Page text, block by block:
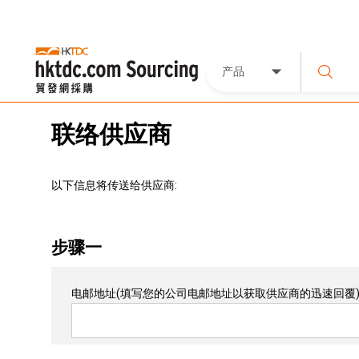
产品
联络供应商
以下信息将传送给供应商:
步骤一
电邮地址(填写您的公司电邮地址以获取供应商的迅速回覆)